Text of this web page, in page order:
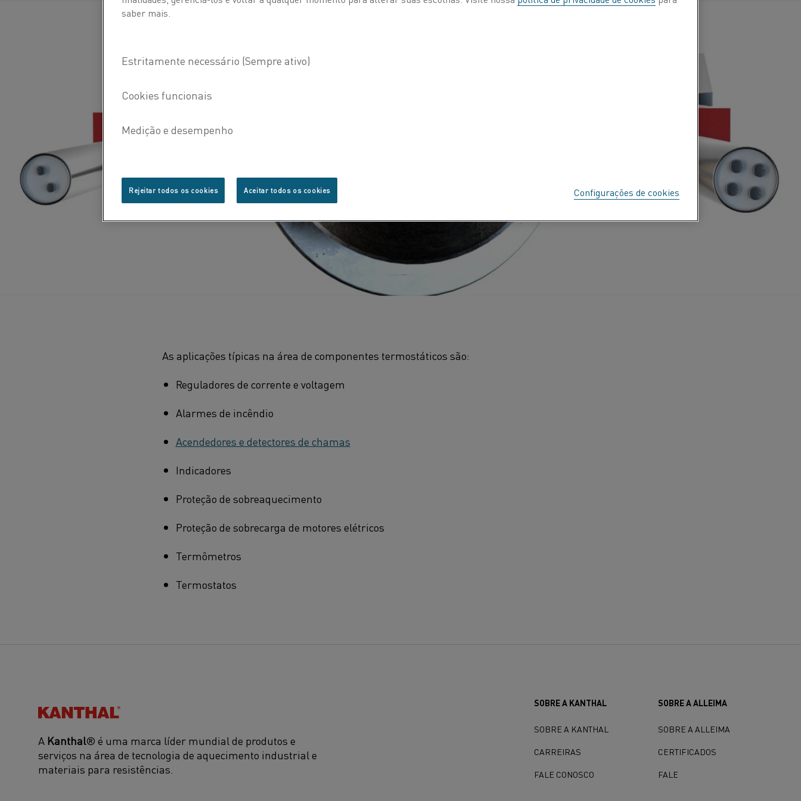
As aplicações típicas na área de componentes termostáticos são:
Reguladores de corrente e voltagem
Alarmes de incêndio
Acendedores e detectores de chamas
Indicadores
Proteção de sobreaquecimento
Proteção de sobrecarga de motores elétricos
Termômetros
Termostatos
Kanthal®
A Kanthal® é uma marca líder mundial de produtos e
serviços na área de tecnologia de aquecimento industrial e
materiais para resistências.
SOBRE A KANTHAL
SOBRE A KANTHAL
CARREIRAS
FALE CONOSCO
SOBRE A ALLEIMA
SOBRE A ALLEIMA
CERTIFICADOS
FALE
saber mais.
Configurações de cookies
Rejeitar todos os cookies Aceitar todos os cookies